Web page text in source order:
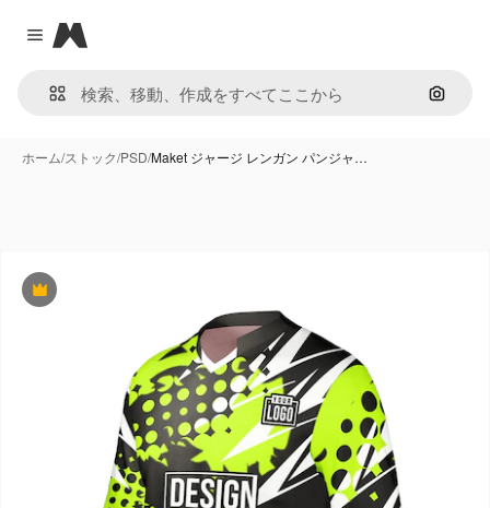
Close menu
Magnific
画像で
ホーム/ストック/PSD/Maket ジャージ レンガン パンジャ…
Premium